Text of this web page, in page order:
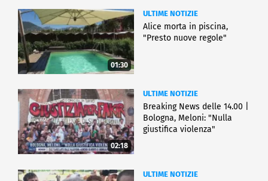
01:30
ULTIME NOTIZIE
Alice morta in piscina,
"Presto nuove regole"
02:18
ULTIME NOTIZIE
Breaking News delle 14.00 |
Bologna, Meloni: "Nulla
giustifica violenza"
ULTIME NOTIZIE